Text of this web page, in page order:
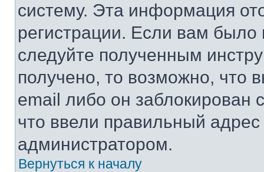
систему. Эта информация
регистрации. Если вам
следуйте полученным
получено, то возможно, что
email либо он
что ввели правильный адрес
администратором.
Вернуться к началу